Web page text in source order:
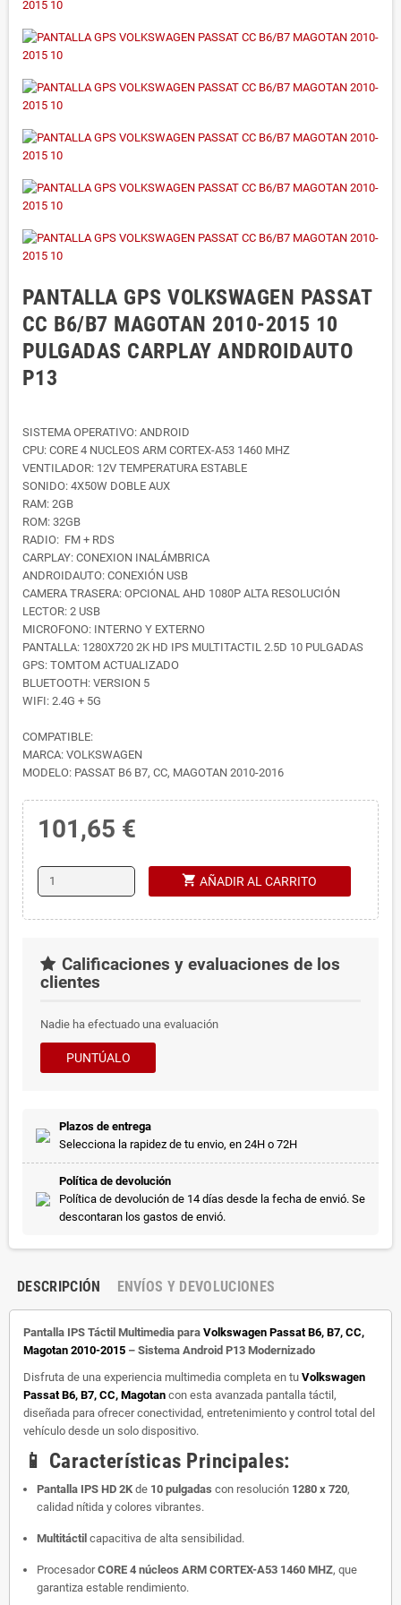
PANTALLA GPS VOLKSWAGEN PASSAT
CC B6/B7 MAGOTAN 2010-2015 10
PULGADAS CARPLAY ANDROIDAUTO
P13
SISTEMA OPERATIVO: ANDROID
CPU: CORE 4 NUCLEOS ARM CORTEX-A53 1460 MHZ
VENTILADOR: 12V TEMPERATURA ESTABLE
SONIDO: 4X50W DOBLE AUX
RAM: 2GB
ROM: 32GB
RADIO: FM + RDS
CARPLAY: CONEXION INALÁMBRICA
ANDROIDAUTO: CONEXIÓN USB
CAMERA TRASERA: OPCIONAL AHD 1080P ALTA RESOLUCIÓN
LECTOR: 2 USB
MICROFONO: INTERNO Y EXTERNO
PANTALLA: 1280X720 2K HD IPS MULTITACTIL 2.5D 10 PULGADAS
GPS: TOMTOM ACTUALIZADO
BLUETOOTH: VERSION 5
WIFI: 2.4G + 5G
COMPATIBLE:
MARCA: VOLKSWAGEN
MODELO: PASSAT B6 B7, CC, MAGOTAN 2010-2016
101,65 €
shopping_cart AÑADIR AL CARRITO
Calificaciones y evaluaciones de los
clientes
Nadie ha efectuado una evaluación
PUNTÚALO
Plazos de entrega
Selecciona la rapidez de tu envio, en 24H o 72H
Política de devolución
Política de devolución de 14 días desde la fecha de envió. Se
descontaran los gastos de envió.
DESCRIPCIÓN ENVÍOS Y DEVOLUCIONES
Pantalla IPS Táctil Multimedia para Volkswagen Passat B6, B7, CC,
Magotan 2010-2015 – Sistema Android P13 Modernizado
Disfruta de una experiencia multimedia completa en tu Volkswagen
Passat B6, B7, CC, Magotan con esta avanzada pantalla táctil,
diseñada para ofrecer conectividad, entretenimiento y control total del
vehículo desde un solo dispositivo.
📱 Características Principales:
Pantalla IPS HD 2K de 10 pulgadas con resolución 1280 x 720,
calidad nítida y colores vibrantes.
Multitáctil capacitiva de alta sensibilidad.
ProcesadorCORE 4 núcleos ARM CORTEX-A53 1460 MHZ, que
garantiza estable rendimiento.